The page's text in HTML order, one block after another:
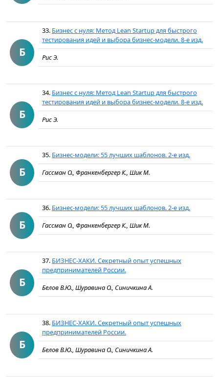
Б
33. Бизнес с нуля: Метод Lean Startup для быстрого
тестирования идей и выбора бизнес-модели. 8-е изд.
Рис Э.
Б
34. Бизнес с нуля: Метод Lean Startup для быстрого
тестирования идей и выбора бизнес-модели. 8-е изд.
Рис Э.
Б
35. Бизнес-модели: 55 лучших шаблонов. 2-е изд.
Гассман О., Франкенбергер К., Шик М.
Б
36. Бизнес-модели: 55 лучших шаблонов. 2-е изд.
Гассман О., Франкенбергер К., Шик М.
Б
37. БИЗНЕС-ХАКИ. Секретный опыт успешных
предпринимателей России.
Белов В.Ю., Шуравина О., Синичкина А.
Б
38. БИЗНЕС-ХАКИ. Секретный опыт успешных
предпринимателей России.
Белов В.Ю., Шуравина О., Синичкина А.